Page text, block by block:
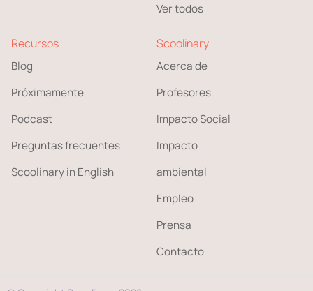
Ver todos
Recursos
Blog
Próximamente
Podcast
Preguntas frecuentes
Scoolinary in English
Scoolinary
Acerca de
Profesores
Impacto Social
Impacto
ambiental
Empleo
Prensa
Contacto